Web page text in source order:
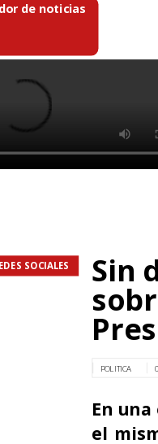
de noticias
SOCIALES Sin
POLITICA
En
el